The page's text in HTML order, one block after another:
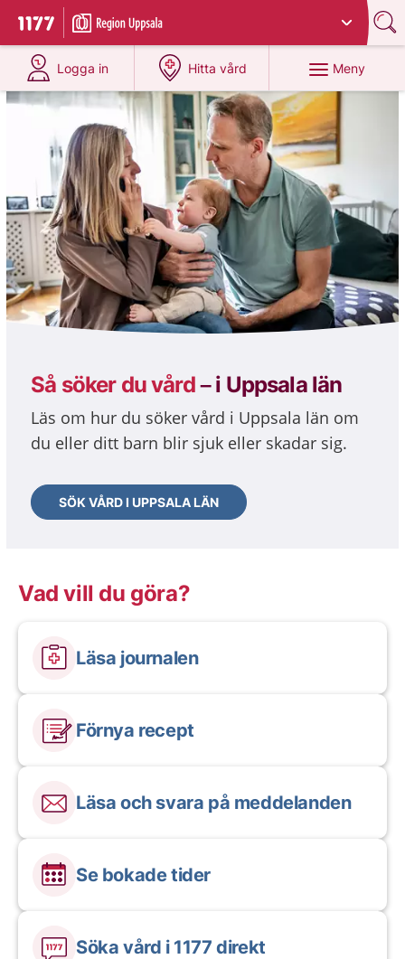
Till startsidan för 1177
Du har valt region
Logga in
på 1177.se
Hitta vård
på 1177.se
Meny
1177
Så söker du vård–i Uppsala län
Läs om hur du söker vård i Uppsala län om
du eller ditt barn blir sjuk eller skadar sig.
SÖK VÅRD I UPPSALA LÄN
Vad vill du göra?
Läsa journalen
Förnya recept
Läsa och svara på meddelanden
Se bokade tider
Söka vård i 1177 direkt